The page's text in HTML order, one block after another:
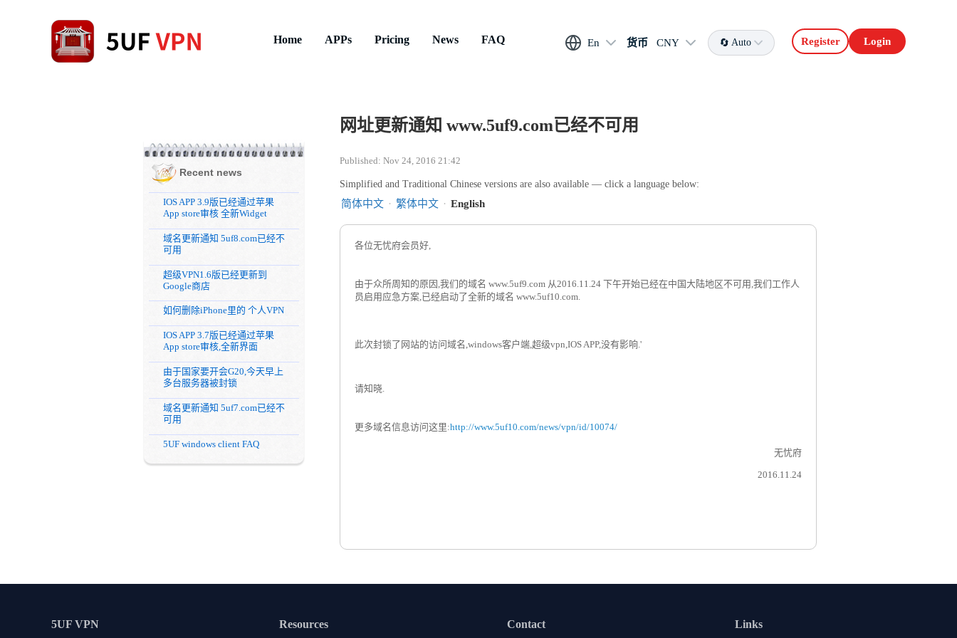
Home APPs Pricing News FAQ En 货币 CNY Auto Register Login
Recent news
IOS APP 3.9版已经通过苹果
App store审核 全新Widget
域名更新通知 5uf8.com已经不
可用
超级VPN1.6版已经更新到
Google商店
如何删除iPhone里的 个人VPN
IOS APP 3.7版已经通过苹果
App store审核,全新界面
由于国家要开会G20,今天早上
多台服务器被封锁
域名更新通知 5uf7.com已经不
可用
5UF windows client FAQ
网址更新通知 www.5uf9.com已经不可用
Published: Nov 24, 2016 21:42
Simplified and Traditional Chinese versions are also available — click a language below:
简体中文 · 繁体中文 · English
各位无忧府会员好,
由于众所周知的原因,我们的域名 www.5uf9.com 从2016.11.24 下午开始已经在中国大陆地区不可用,我们工作人
员启用应急方案,已经启动了全新的域名 www.5uf10.com.
此次封锁了网站的访问域名,windows客户端,超级vpn,IOS APP,没有影响.'
请知晓.
更多域名信息访问这里:http://www.5uf10.com/news/vpn/id/10074/
无忧府
2016.11.24
5UF VPN Resources Contact Links